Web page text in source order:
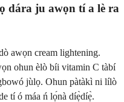
dára ju awọn tí a lè ra
awọn cream lightening.
ohun èlò bíi vitamin C tàbí
jùlọ. Ohun pàtàkì ni lílò
tí ó máa ń lọ́nà díẹ̀díẹ̀.